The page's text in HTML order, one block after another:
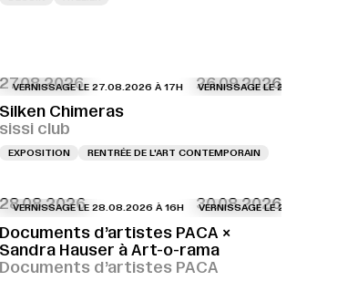
27.08.2026 26.09.2026
LE 27.08.2026 À 17H VERNISSAGE LE 27.08.2026 À 17H
Silken Chimeras
sissi club
EXPOSITION RENTRÉE DE L'ART CONTEMPORAIN
À 18H VERNISSAGE LE 27.08.2026 À 18H
LE 27.08.2026 À 18H VERNISSAGE LE 27.08.2026 À 18H
À 18H VERNISSAGE LE 27.08.2026 À 18H VERNISSAGE LE
28.08.2026 30.08.2026
LE 28.08.2026 À 16H VERNISSAGE LE 28.08.2026 À 16H
Documents d’artistes PACA ×
Sandra Hauser à Art-o-rama
Documents d’artistes PACA